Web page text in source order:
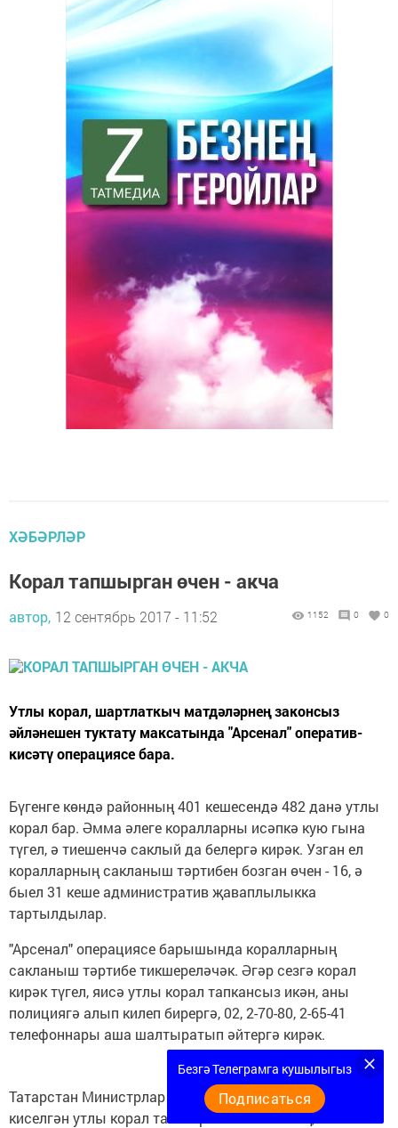
ХӘБӘРЛӘР
Корал тапшырган өчен - акча
автор, 12 сентябрь 2017 - 11:52 1152 0 0
Утлы корал, шартлаткыч матдәләрнең законсыз
әйләнешен туктату максатында "Арсенал" оператив-
кисәтү операциясе бара.
Бүгенге көндә районның 401 кешесендә 482 данә утлы
корал бар. Әмма әлеге коралларны исәпкә кую гына
түгел, ә тиешенчә саклый да белергә кирәк. Узган ел
коралларның сакланыш тәртибен бозган өчен - 16, ә
быел 31 кеше административ җаваплылыкка
тартылдылар.
"Арсенал" операциясе барышында коралларның
сакланыш тәртибе тикшереләчәк. Әгәр сезгә корал
кирәк түгел, яисә утлы корал тапкансыз икән, аны
полициягә алып килеп бирергә, 02, 2-70-80, 2-65-41
телефоннары аша шалтыратып әйтергә кирәк.
Татарстан Министрлар Кабинеты карары буенча,
киселгән утлы корал тапшырган өчен - 3 мең,
Безгә Телеграмга кушылыгыз
Подписаться